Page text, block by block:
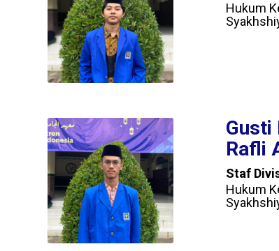
Hukum
Gusti
Rafli
Staf
Hukum